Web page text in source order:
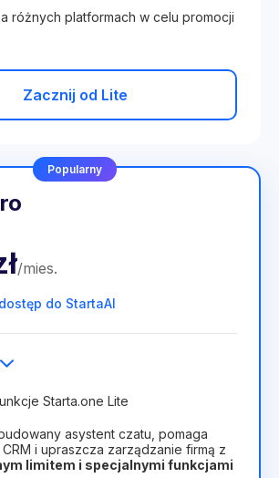
różnych platformach w celu promocji
Zacznij od Lite
Popularny
/mies.
do StartaAI
-25%) Opłacalny
Starta.one Lite
asystent czatu, pomaga
i upraszcza zarządzanie firmą z
limitem i specjalnymi funkcjami